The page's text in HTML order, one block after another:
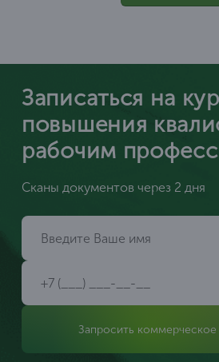
Записаться на
повышения
рабочим
Сканы документов через 2 дня
Запросить